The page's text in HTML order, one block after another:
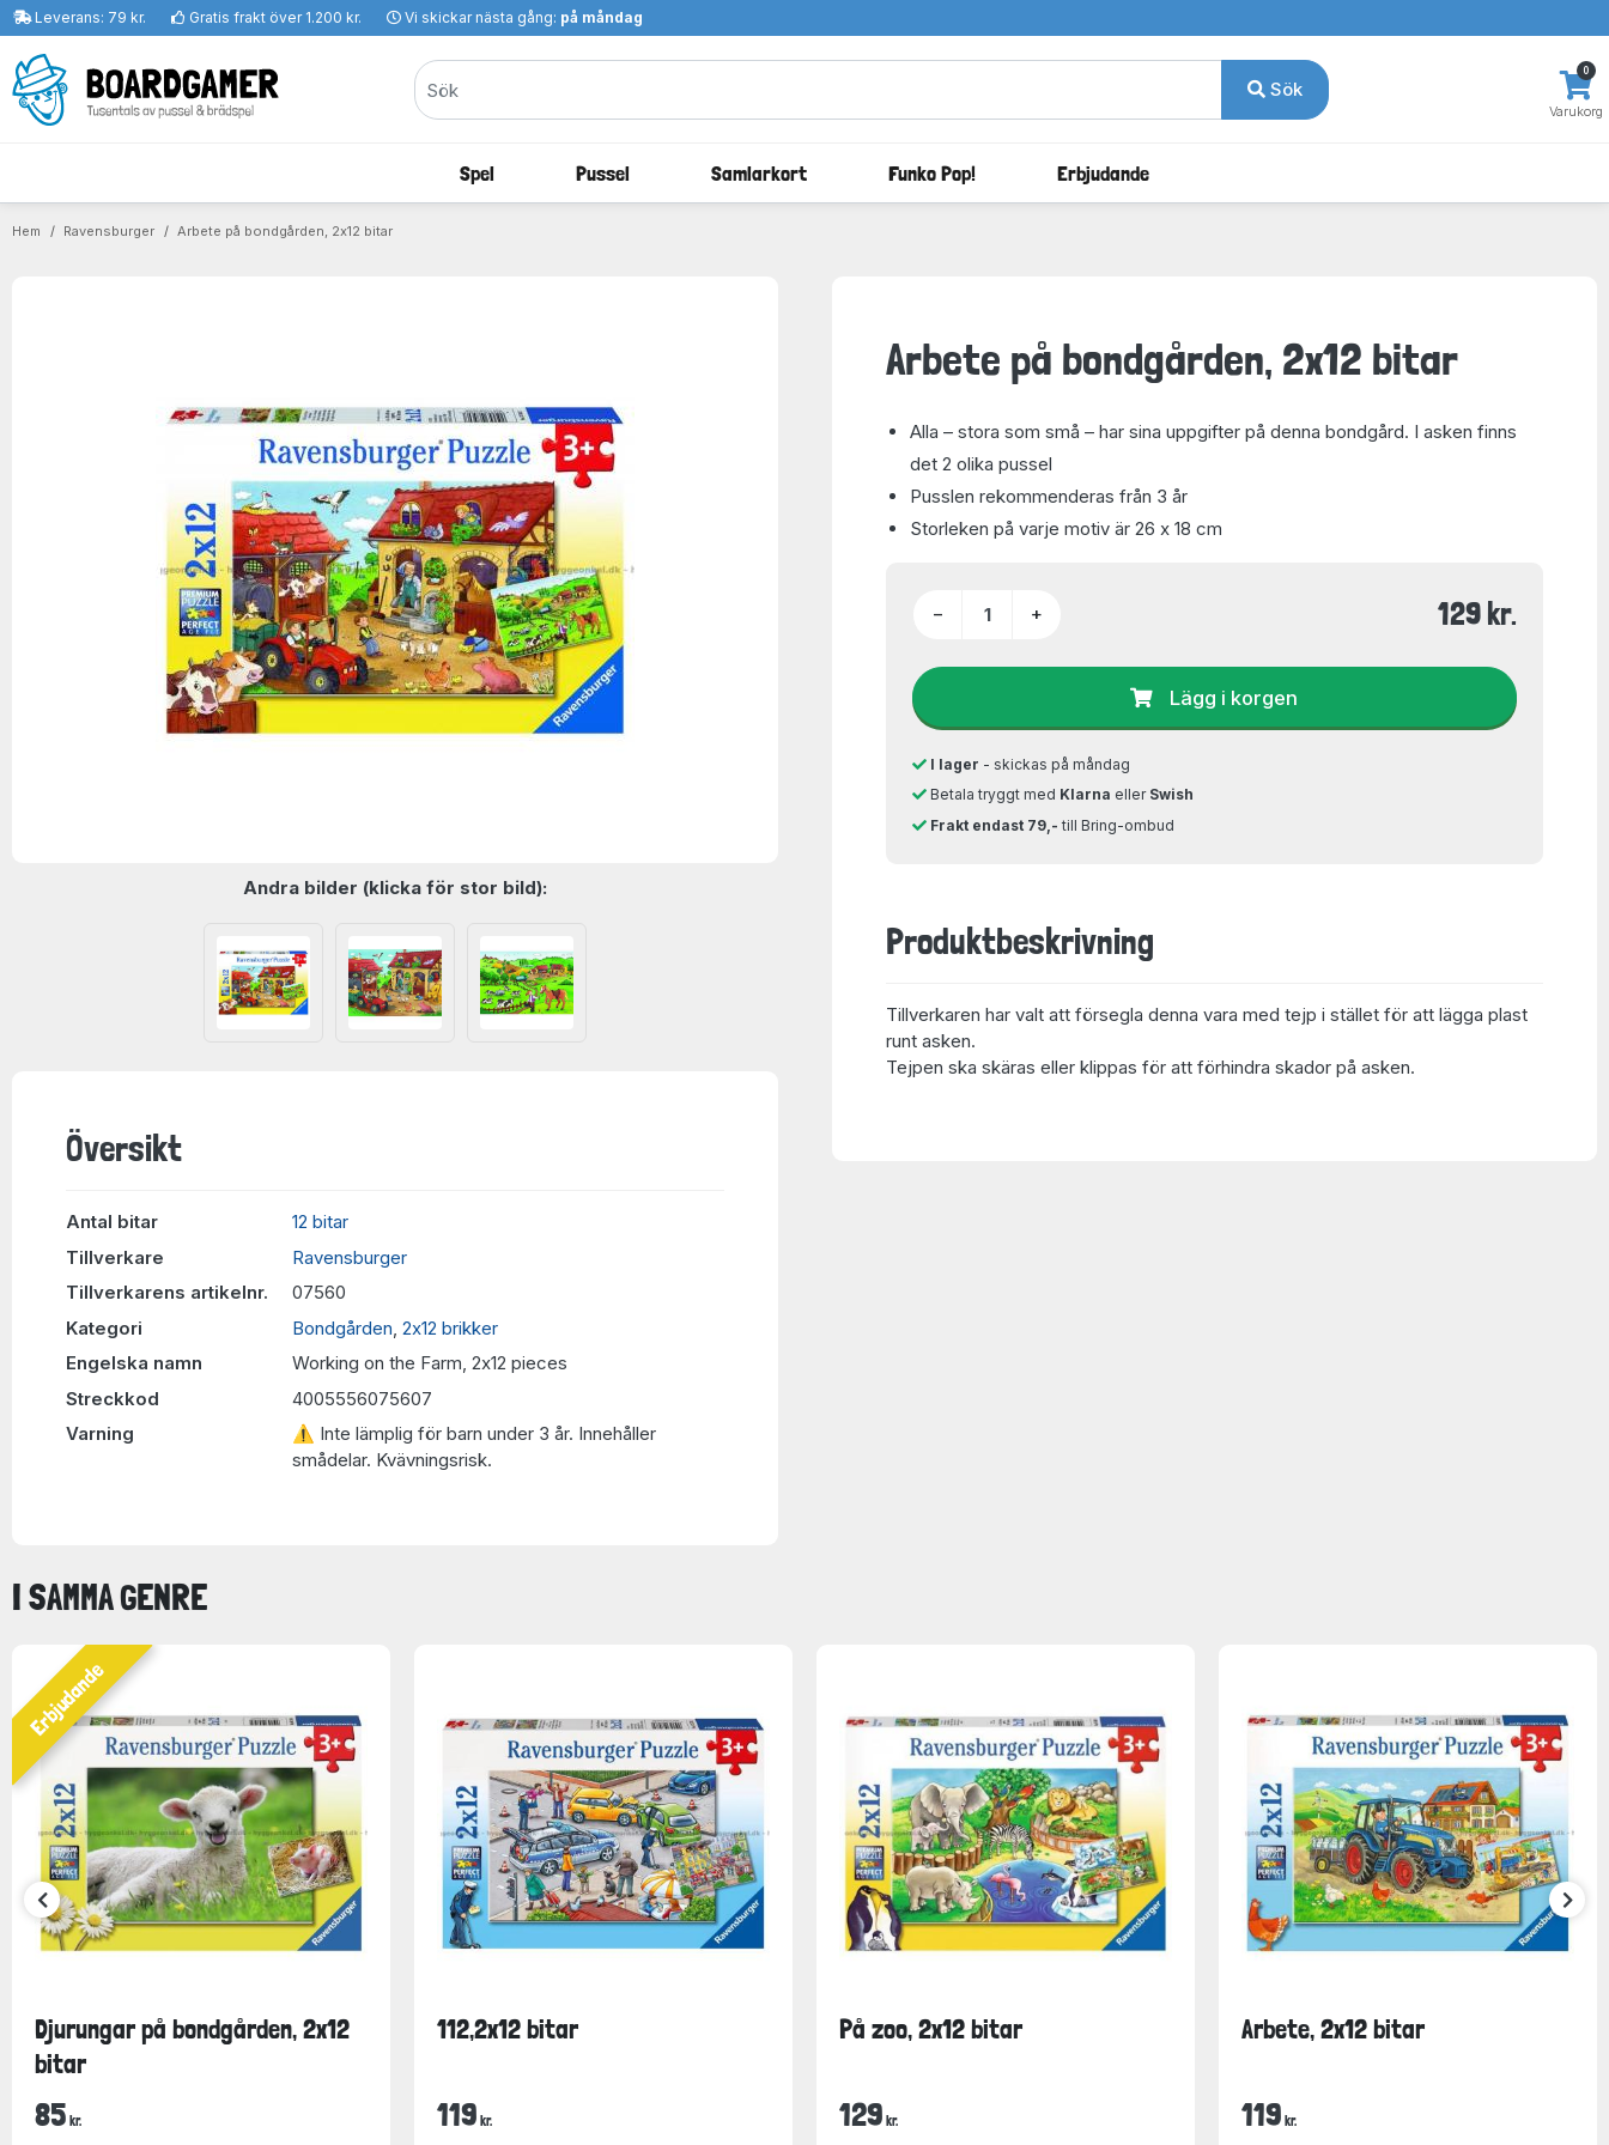
Leverans: 79 kr. Gratis frakt över 1.200 kr. Vi skickar nästa gång: på måndag
Sök
Varukorg
0
Spel Pussel Samlarkort Funko Pop! Erbjudande
Hem Ravensburger Arbete på bondgården, 2x12 bitar
Andra bilder (klicka för stor bild):
Översikt
Antal bitar
12 bitar
Tillverkare
Ravensburger
Tillverkarens artikelnr.
07560
Kategori
Bondgården 2x12 brikker
Engelska namn
Working on the Farm, 2x12 pieces
Streckkod
4005556075607
Varning
⚠ Inte lämplig för barn under 3 år. Innehåller
smådelar. Kvävningsrisk.
Arbete på bondgården, 2x12 bitar
Alla – stora som små – har sina uppgifter på denna bondgård. I asken finns
det 2 olika pussel
Pusslen rekommenderas från 3 år
Storleken på varje motiv är 26 x 18 cm
− + 129 kr.
Lägg i korgen
I lager - skickas på måndag
Betala tryggt med Klarna eller Swish
Frakt endast 79,- till Bring-ombud
Produktbeskrivning
Tillverkaren har valt att försegla denna vara med tejp i stället för att lägga plast
runt asken.
Tejpen ska skäras eller klippas för att förhindra skador på asken.
I SAMMA GENRE
Erbjudande
Djurungar på bondgården, 2x12
bitar
85 kr.
112,2x12 bitar
119 kr.
På zoo, 2x12 bitar
129 kr.
Arbete, 2x12 bitar
119 kr.